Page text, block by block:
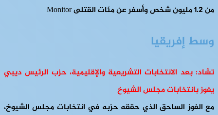
من 1.2 مليون شخص وأسفر عن مئات القتلى Monitor
وسط إفريقيا
تشاد: بعد الانتخابات التشريعية والإقليمية، حزب الرئيس ديبي
يفوز بانتخابات مجلس الشيوخ
مع الفوز الساحق الذي حققه حزبه في انتخابات مجلس الشيوخ،